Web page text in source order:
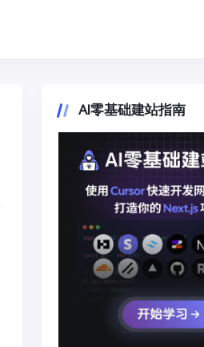
AI零基础建站指南